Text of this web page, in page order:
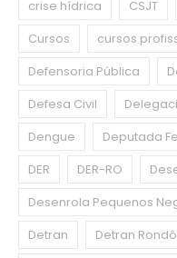
crise hídrica
CSJT
Cursos
cursos
Defensoria Pública
Defesa Civil
Dengue
Deputada
DER
DER-RO
Desenrola Pequenos
Detran
Detran